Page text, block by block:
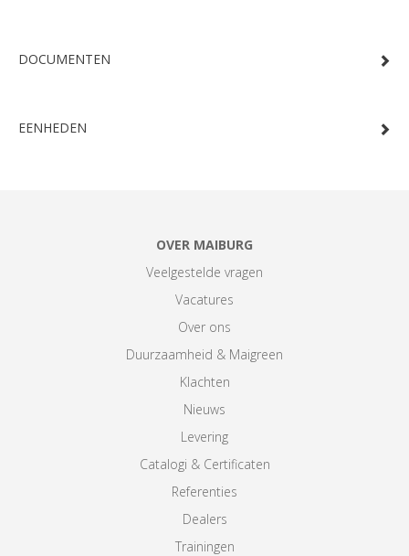
DOCUMENTEN
EENHEDEN
OVER MAIBURG
Veelgestelde vragen
Vacatures
Over ons
Duurzaamheid & Maigreen
Klachten
Nieuws
Levering
Catalogi & Certificaten
Referenties
Dealers
Trainingen